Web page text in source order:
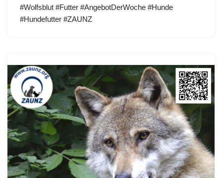
#Wolfsblut #Futter #AngebotDerWoche #Hunde
#Hundefutter #ZAUNZ